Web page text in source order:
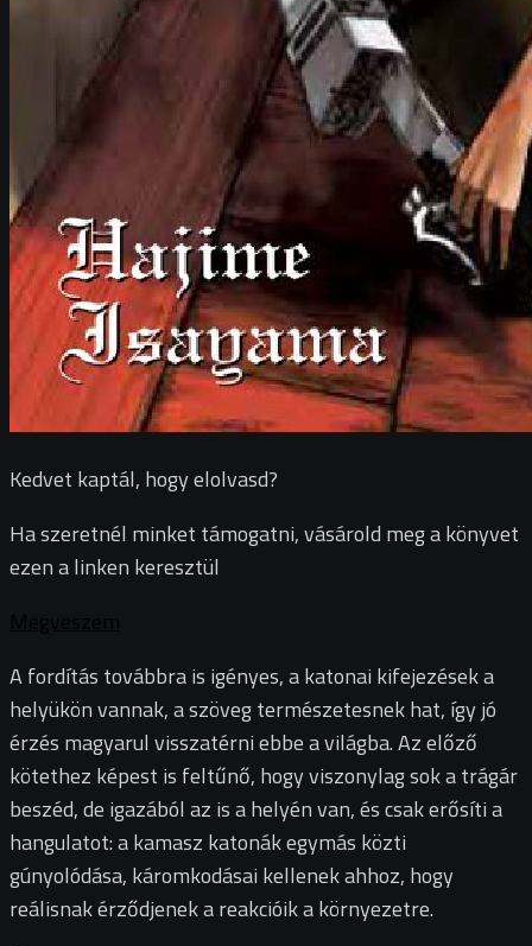
Kedvet kaptál, hogy elolvasd?
Ha szeretnél minket támogatni, vásárold meg a könyvet
ezen a linken keresztül
A fordítás továbbra is igényes, a katonai kifejezések a
helyükön vannak, a szöveg természetesnek hat, így jó
érzés magyarul visszatérni ebbe a világba. Az előző
kötethez képest is feltűnő, hogy viszonylag sok a trágár
beszéd, de igazából az is a helyén van, és csak erősíti a
hangulatot: a kamasz katonák egymás közti
gúnyolódása, káromkodásai kellenek ahhoz, hogy
reálisnak érződjenek a reakcióik a környezetre.